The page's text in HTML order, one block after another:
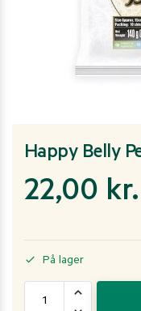
Happy Belly
22,00 kr.
På lager